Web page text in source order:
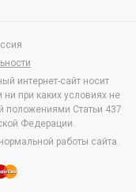
интернет-сайт носит
при каких условиях не
положениями Статьи 437
Федерации.
работы сайта.